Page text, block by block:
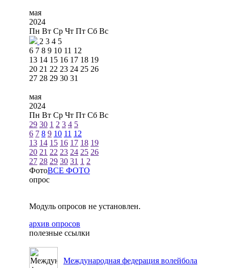
мая
2024
Пн Вт Ср Чт Пт Сб Вс
2 3 4 5
6 7 8 9 10 11 12
13 14 15 16 17 18 19
20 21 22 23 24 25 26
27 28 29 30 31
мая
2024
Пн Вт Ср Чт Пт Сб Вс
29 30 1 2 3 4 5
6 7 8 9 10 11 12
13 14 15 16 17 18 19
20 21 22 23 24 25 26
27 28 29 30 31 1 2
ФотоВСЕ ФОТО
опрос
Модуль опросов не установлен.
архив опросов
полезные ссылки
Международная федерация волейбола